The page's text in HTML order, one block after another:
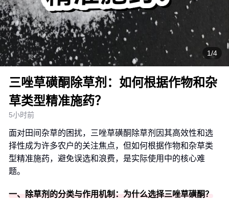
1/4
三唑草磺酮除草剂：如何根据作物和杂
草类型精准施药？
5小时前
面对田间杂草的困扰，三唑草磺酮除草剂因其高效性和选
择性成为许多农户的关注焦点，但如何根据作物和杂草类
型精准施药，避免误选和浪费，是实际使用中的核心难
题。
一、除草剂的分类与作用机制：为什么选择三唑草磺酮？